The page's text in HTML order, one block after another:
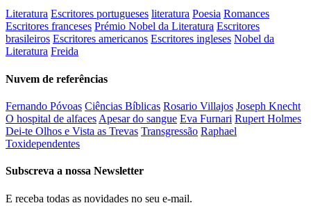
Literatura Escritores portugueses literatura Poesia Romances
Escritores franceses Prémio Nobel da Literatura Escritores
brasileiros Escritores americanos Escritores ingleses Nobel da
Literatura Freida
Nuvem de referências
Fernando Póvoas Ciências Bíblicas Rosario Villajos Joseph Knecht
O hospital de alfaces Apesar do sangue Eva Furnari Rupert Holmes
Dei-te Olhos e Vista as Trevas Transgressão Raphael
Toxidependentes
Subscreva a nossa Newsletter
E receba todas as novidades no seu e-mail.